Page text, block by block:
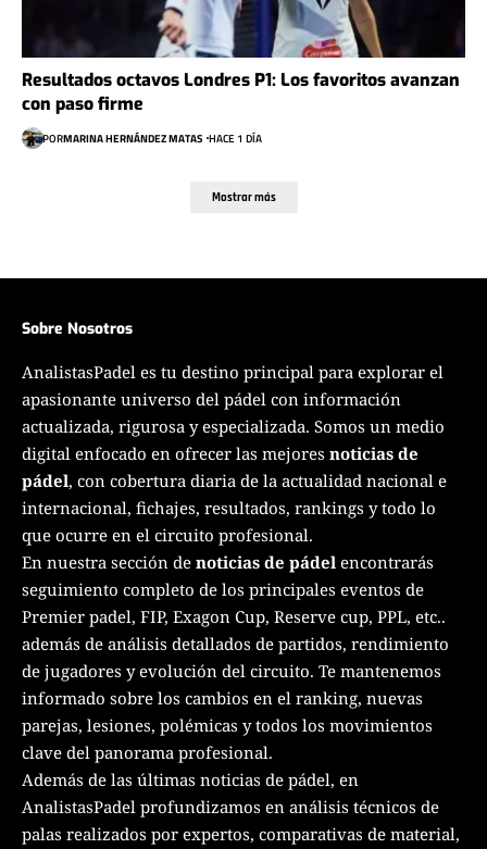
Resultados octavos Londres P1: Los favoritos avanzan
con paso firme
PORMARINA HERNÁNDEZ MATAS HACE 1 DÍA
Mostrar más
Sobre Nosotros
AnalistasPadel es tu destino principal para explorar el
apasionante universo del pádel con información
actualizada, rigurosa y especializada. Somos un medio
digital enfocado en ofrecer las mejores noticias de
pádel, con cobertura diaria de la actualidad nacional e
internacional, fichajes, resultados, rankings y todo lo
que ocurre en el circuito profesional.
En nuestra sección de noticias de pádel encontrarás
seguimiento completo de los principales eventos de
Premier padel, FIP, Exagon Cup, Reserve cup, PPL, etc..
además de análisis detallados de partidos, rendimiento
de jugadores y evolución del circuito. Te mantenemos
informado sobre los cambios en el ranking, nuevas
parejas, lesiones, polémicas y todos los movimientos
clave del panorama profesional.
Además de las últimas noticias de pádel, en
AnalistasPadel profundizamos en análisis técnicos de
palas realizados por expertos, comparativas de material,